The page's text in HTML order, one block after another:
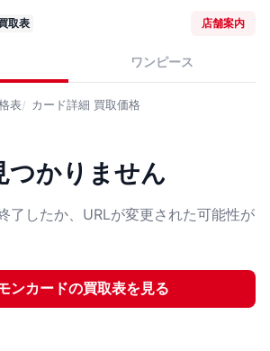
取表 店舗案内
ワンピース
表 カード詳細 買取価格
つかりません
了したか、URLが変更された可能性が
ンカードの買取表を見る